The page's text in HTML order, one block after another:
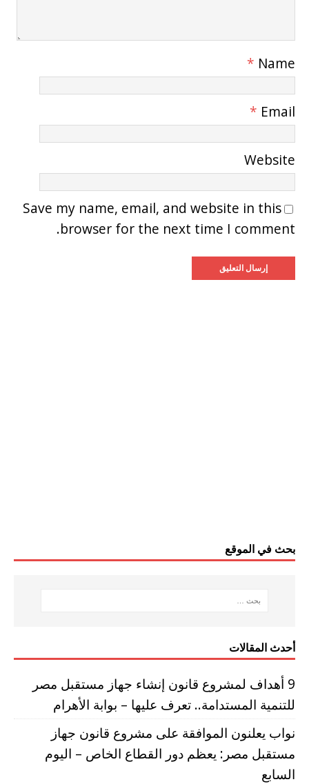
Name
*
Email
*
Website
Save my name, email, and website in this
browser for the next time I comment.
بحث في الموقع
أحدث المقالات
9 أهداف لمشروع قانون إنشاء جهاز مستقبل مصر
للتنمية المستدامة.. تعرف عليها – بوابة الأهرام
نواب يعلنون الموافقة على مشروع قانون جهاز
مستقبل مصر: يعظم دور القطاع الخاص – اليوم
السابع